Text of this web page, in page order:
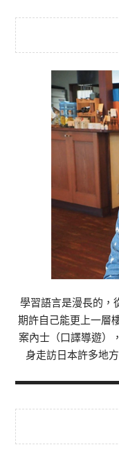
學習語言是漫長的，
期許自己能更上一層
案內士（口譯導遊）
身走訪日本許多地